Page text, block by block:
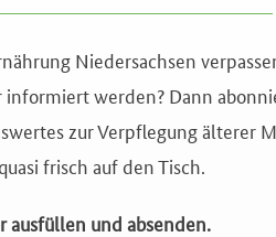
Niedersachsen
werden? Dann
zur Verpflegung älterer
frisch auf den Tisch.
ausfüllen und absenden.